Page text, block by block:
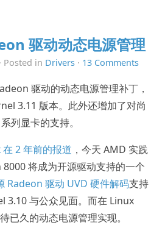
驱动动态电源管理
· Posted in Drivers · 13 Comments
驱动的动态电源管理补丁，
3.11 版本。此外还增加了对尚
列显卡的支持。
2 年前的报道 ，今天 AMD 实践
将成为开源驱动支持的一个
Radeon 驱动 UVD 硬件解码支持
3.10 与公众见面。而在 Linux
已久的动态电源管理实现。